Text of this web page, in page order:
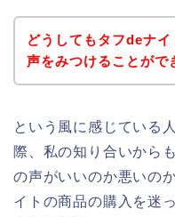
どうしてもタフdeナ
声をみつけることがで
という風に感じている
際、私の知り合いから
の声がいいのか悪いの
イトの商品の購入を迷